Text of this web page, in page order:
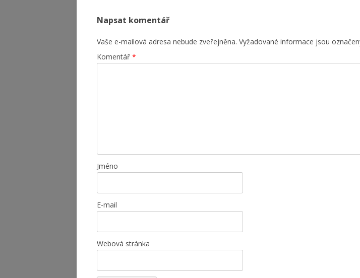
Napsat komentář
Vaše e-mailová adresa nebude zveřejněna. Vyžadované informace jsou
Komentář *
Jméno
E-mail
Webová stránka